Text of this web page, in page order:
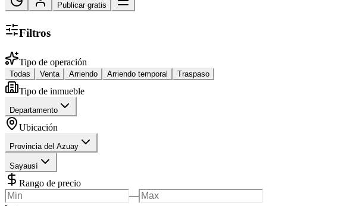
Publicar gratis
Filtros
Tipo de operación
Todas Venta Arriendo Arriendo temporal Traspaso
Tipo de inmueble
Departamento
Ubicación
Provincia del Azuay
Sayausí
Rango de precio
—